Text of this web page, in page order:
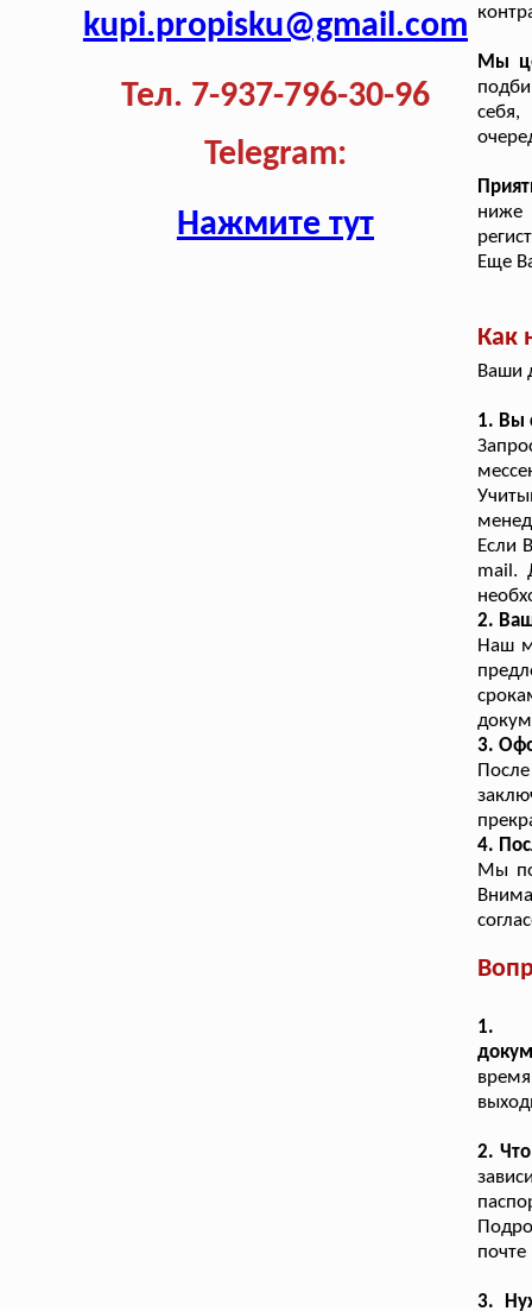
kupi.propisku@gmail.com
Тел. 7-937-796-30-96
Telegram:
Нажмите тут
Мы
ниже
Еще
Как
Ваши
1. Вы
Если
mail.
2.
Наш
3.
4.
Мы
1.
2.
почте
3.